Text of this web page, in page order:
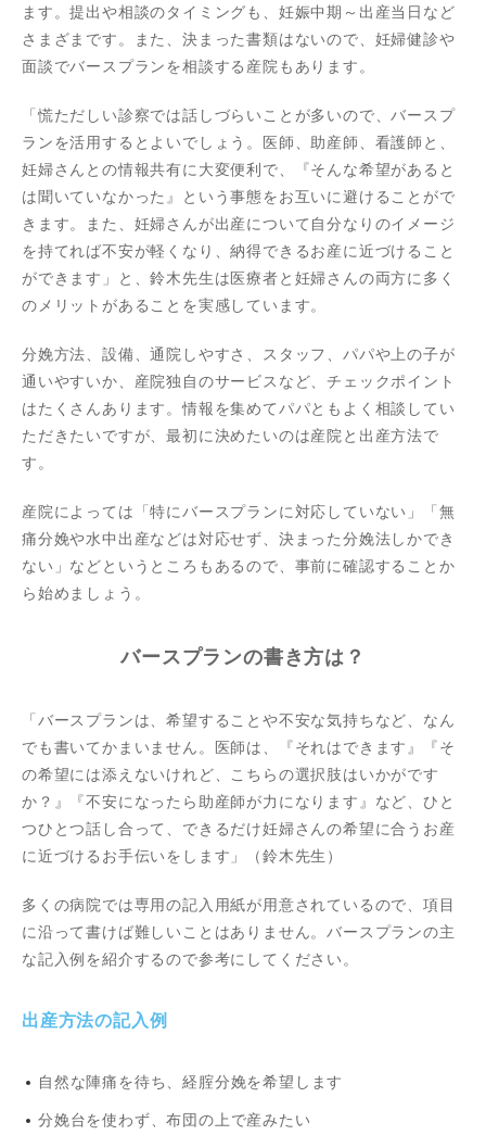
ます。提出や相談のタイミングも、妊娠中期～出産当日など
さまざまです。また、決まった書類はないので、妊婦健診や
面談でバースプランを相談する産院もあります。
「慌ただしい診察では話しづらいことが多いので、バースプ
ランを活用するとよいでしょう。医師、助産師、看護師と、
妊婦さんとの情報共有に大変便利で、『そんな希望があると
は聞いていなかった』という事態をお互いに避けることがで
きます。また、妊婦さんが出産について自分なりのイメージ
を持てれば不安が軽くなり、納得できるお産に近づけること
ができます」と、鈴木先生は医療者と妊婦さんの両方に多く
のメリットがあることを実感しています。
分娩方法、設備、通院しやすさ、スタッフ、パパや上の子が
通いやすいか、産院独自のサービスなど、チェックポイント
はたくさんあります。情報を集めてパパともよく相談してい
ただきたいですが、最初に決めたいのは産院と出産方法で
す。
産院によっては「特にバースプランに対応していない」「無
痛分娩や水中出産などは対応せず、決まった分娩法しかでき
ない」などというところもあるので、事前に確認することか
ら始めましょう。
バースプランの書き方は？
「バースプランは、希望することや不安な気持ちなど、なん
でも書いてかまいません。医師は、『それはできます』『そ
の希望には添えないけれど、こちらの選択肢はいかがです
か？』『不安になったら助産師が力になります』など、ひと
つひとつ話し合って、できるだけ妊婦さんの希望に合うお産
に近づけるお手伝いをします」（鈴木先生）
多くの病院では専用の記入用紙が用意されているので、項目
に沿って書けば難しいことはありません。バースプランの主
な記入例を紹介するので参考にしてください。
出産方法の記入例
自然な陣痛を待ち、経腟分娩を希望します
分娩台を使わず、布団の上で産みたい